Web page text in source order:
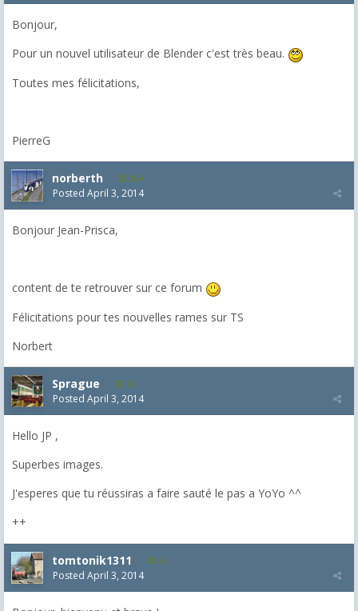
Bonjour,
Pour un nouvel utilisateur de Blender c'est très beau.
Toutes mes félicitations,
PierreG
norberth 354
Posted April 3, 2014
Bonjour Jean-Prisca,
content de te retrouver sur ce forum
Félicitations pour tes nouvelles rames sur TS
Norbert
Sprague 18
Posted April 3, 2014
Hello JP ,
Superbes images.
J'esperes que tu réussiras a faire sauté le pas a YoYo ^^
++
tomtonik1311 59
Posted April 3, 2014